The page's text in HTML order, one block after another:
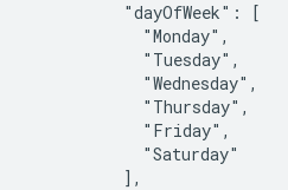
          "dayOfWeek": [
            "Monday",
            "Tuesday",
            "Wednesday",
            "Thursday",
            "Friday",
            "Saturday"
          ],